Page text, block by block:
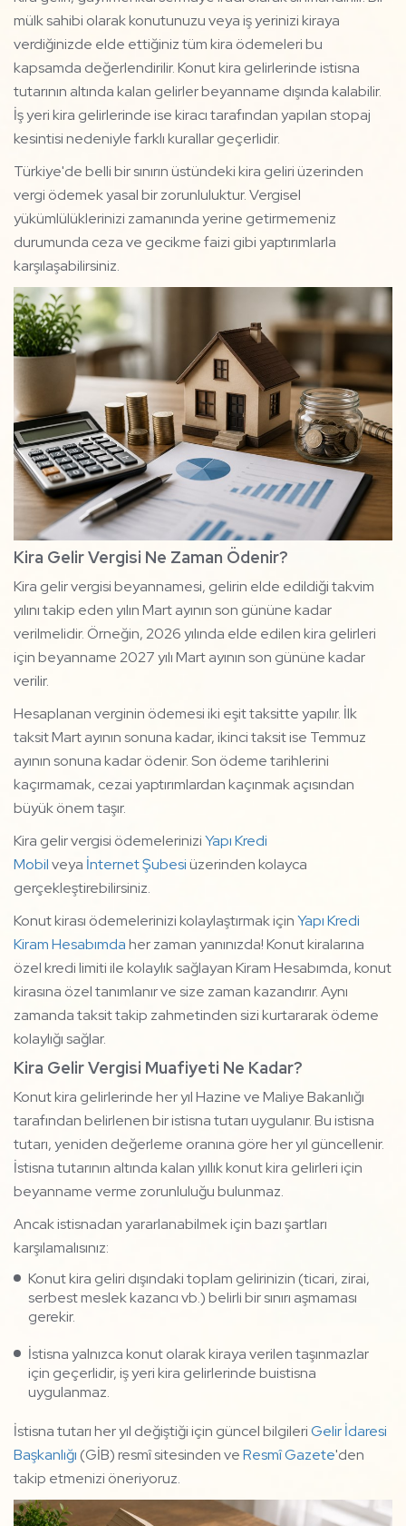
mülk sahibi olarak konutunuzu veya iş yerinizi kiraya
verdiğinizde elde ettiğiniz tüm kira ödemeleri bu
kapsamda değerlendirilir. Konut kira gelirlerinde istisna
tutarının altında kalan gelirler beyanname dışında kalabilir.
İş yeri kira gelirlerinde ise kiracı tarafından yapılan stopaj
kesintisi nedeniyle farklı kurallar geçerlidir.
Türkiye'de belli bir sınırın üstündeki kira geliri üzerinden
vergi ödemek yasal bir zorunluluktur. Vergisel
yükümlülüklerinizi zamanında yerine getirmemeniz
durumunda ceza ve gecikme faizi gibi yaptırımlarla
karşılaşabilirsiniz.
Kira Gelir Vergisi Ne Zaman Ödenir?
Kira gelir vergisi beyannamesi, gelirin elde edildiği takvim
yılını takip eden yılın Mart ayının son gününe kadar
verilmelidir. Örneğin, 2026 yılında elde edilen kira gelirleri
için beyanname 2027 yılı Mart ayının son gününe kadar
verilir.
Hesaplanan verginin ödemesi iki eşit taksitte yapılır. İlk
taksit Mart ayının sonuna kadar, ikinci taksit ise Temmuz
ayının sonuna kadar ödenir. Son ödeme tarihlerini
kaçırmamak, cezai yaptırımlardan kaçınmak açısından
büyük önem taşır.
Kira gelir vergisi ödemeleriniziYapı Kredi
Mobilveya İnternet Şubesiüzerinden kolayca
gerçekleştirebilirsiniz.
Konut kirası ödemelerinizi kolaylaştırmak içinYapı Kredi
Kiram Hesabımdaher zaman yanınızda! Konut kiralarına
özel kredi limiti ile kolaylık sağlayan Kiram Hesabımda, konut
kirasına özel tanımlanır ve size zaman kazandırır. Aynı
zamanda taksit takip zahmetinden sizi kurtararak ödeme
kolaylığı sağlar.
Kira Gelir Vergisi Muafiyeti Ne Kadar?
Konut kira gelirlerinde her yıl Hazine ve Maliye Bakanlığı
tarafından belirlenen bir istisna tutarı uygulanır. Bu istisna
tutarı, yeniden değerleme oranına göre her yıl güncellenir.
İstisna tutarının altında kalan yıllık konut kira gelirleri için
beyanname verme zorunluluğu bulunmaz.
Ancak istisnadan yararlanabilmek için bazı şartları
karşılamalısınız:
Konut kira geliri dışındaki toplam gelirinizin (ticari, zirai,
serbest meslek kazancı vb.) belirli bir sınırı aşmaması
gerekir.
İstisna yalnızca konut olarak kiraya verilen taşınmazlar
için geçerlidir, iş yeri kira gelirlerinde buistisna
uygulanmaz.
İstisna tutarı her yıl değiştiği için güncel bilgileriGelir İdaresi
Başkanlığı(GİB) resmî sitesinden veResmî Gazete'den
takip etmenizi öneriyoruz.